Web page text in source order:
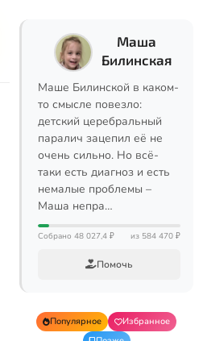
Маша
Билинская
Маше Билинской в каком-
то смысле повезло:
детский церебральный
паралич зацепил её не
очень сильно. Но всё-
таки есть диагноз и есть
немалые проблемы –
Маша непра…
Собрано 48 027,4 ₽ из 584 470 ₽
Помочь
Популярное
Избранное